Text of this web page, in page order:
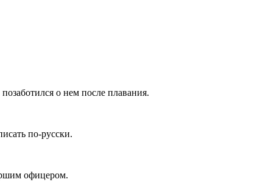
о нем после плавания.
по-русски.
офицером.